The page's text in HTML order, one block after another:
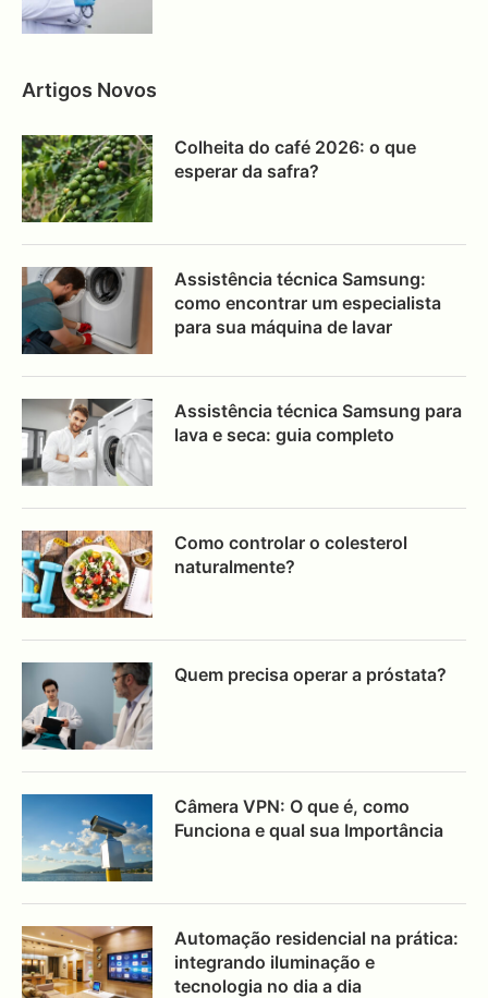
Artigos Novos
Colheita do café 2026: o que
esperar da safra?
Assistência técnica Samsung:
como encontrar um especialista
para sua máquina de lavar
Assistência técnica Samsung para
lava e seca: guia completo
Como controlar o colesterol
naturalmente?
Quem precisa operar a próstata?
Câmera VPN: O que é, como
Funciona e qual sua Importância
Automação residencial na prática:
integrando iluminação e
tecnologia no dia a dia